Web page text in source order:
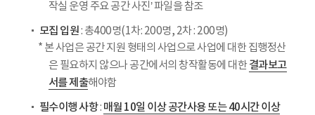
작실 운영 주요 공간 사진’ 파일을 참조
모집 입원: 총400명(1차: 200명, 2차 : 200명)
* 본 사업은 공간 지원 형태의 사업으로 사업에 대한 집행정산
은 필요하지 않으나 공간에서의 창작활동에 대한결과보고
서를 제출해야함
필수이행 사항: 매월 10일 이상 공간사용 또는 40시간 이상